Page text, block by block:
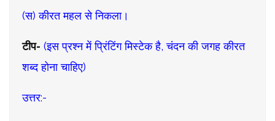
(स) कीरत महल से निकला।
टीप- (इस प्रश्न में प्रिंटिंग मिस्टेक है, चंदन की जगह कीरत
शब्द होना चाहिए)
उत्तर:-